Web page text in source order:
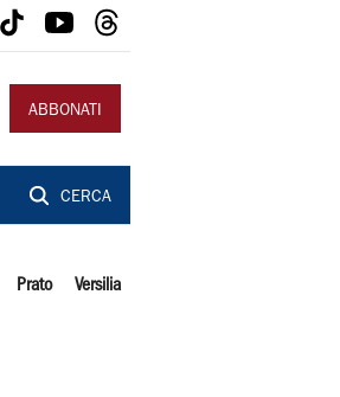
ABBONATI
CERCA
Prato Versilia